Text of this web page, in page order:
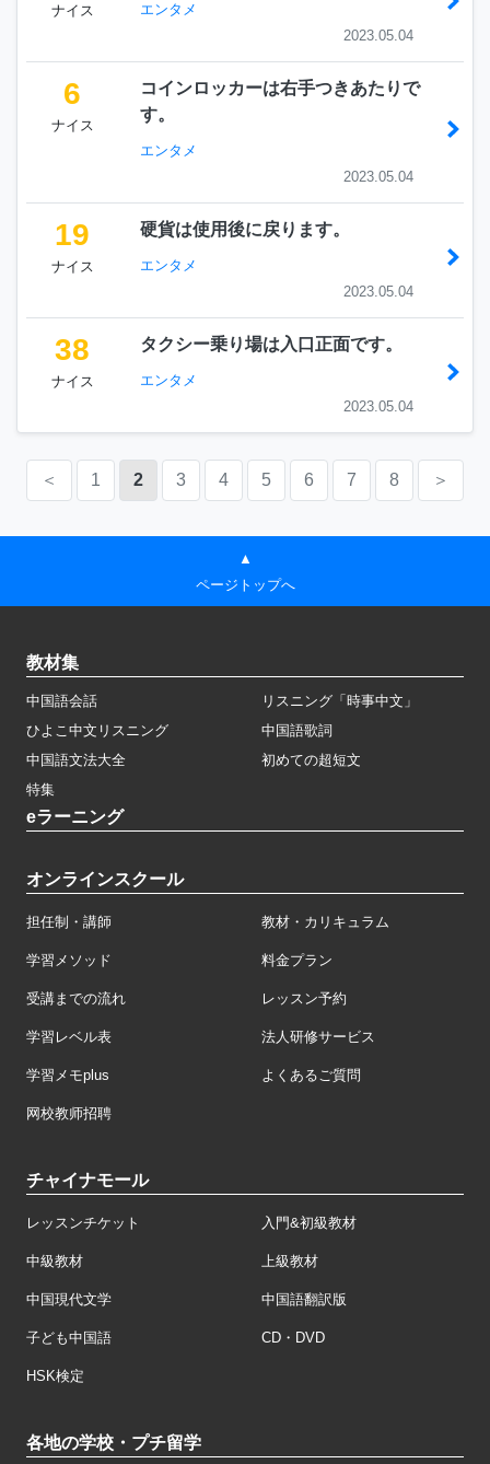
ナイス
エンタメ
2023.05.04
6
ナイス
コインロッカーは右手つきあたりで
す。
エンタメ
2023.05.04
19
ナイス
硬貨は使用後に戻ります。
エンタメ
2023.05.04
38
ナイス
タクシー乗り場は入口正面です。
エンタメ
2023.05.04
＜ 1 2 3 4 5 6 7 8 ＞
▲
ページトップへ
教材集
中国語会話
リスニング「時事中文」
ひよこ中文リスニング
中国語歌詞
中国語文法大全
初めての超短文
特集
eラーニング
オンラインスクール
担任制・講師 教材・カリキュラム
学習メソッド 料金プラン
受講までの流れ レッスン予約
学習レベル表 法人研修サービス
学習メモplus よくあるご質問
网校教师招聘
チャイナモール
レッスンチケット 入門&初級教材
中級教材 上級教材
中国現代文学 中国語翻訳版
子ども中国語 CD・DVD
HSK検定
各地の学校・プチ留学